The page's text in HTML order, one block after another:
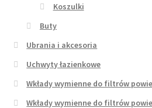
Koszulki
Buty
Ubrania i akcesoria
Uchwyty łazienkowe
Wkłady wymienne do filtrów
Wkłady wymienne do filtrów